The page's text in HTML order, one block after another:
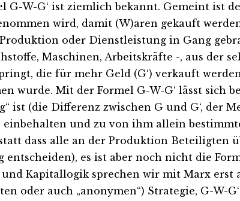
G-W-G‘ ist ziemlich bekannt. Gemeint ist
wird, damit (W)aren gekauft
oder Dienstleistung in Gang
Maschinen, Arbeitskräfte -, aus der
die für mehr Geld (G‘) verkauft
wurde. Mit der Formel G-W-G‘ lässt sich
ist (die Differenz zwischen G und G‘, der
und zu von ihm allein
dass alle an der Produktion Beteiligten
entscheiden), es ist aber noch nicht die
Kapitallogik sprechen wir mit Marx erst
oder auch „anonymen“) Strategie, G-W-